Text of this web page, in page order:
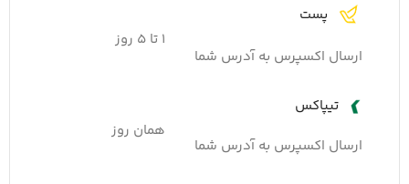
پست
ارسال اکسپرس به آدرس شما
۱ تا ۵ روز
تیپاکس
ارسال اکسپرس به آدرس شما
همان روز